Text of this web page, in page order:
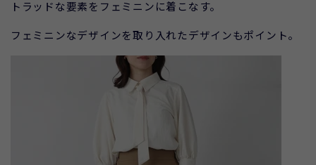
トラッドな要素をフェミニンに着こなす。
フェミニンなデザインを取り入れたデザインもポイント。